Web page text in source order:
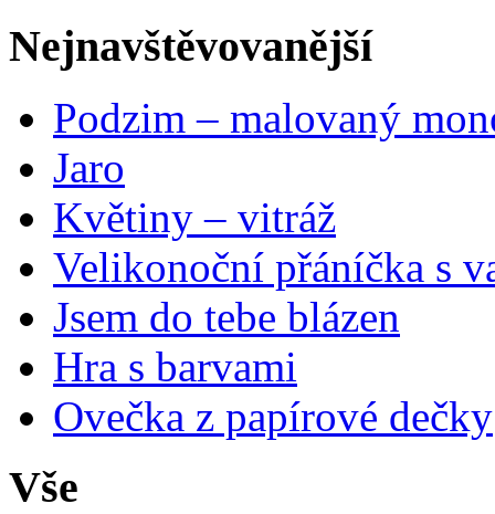
Nejnavštěvovanější
Podzim – malovaný
Jaro
Květiny – vitráž
Velikonoční přáníčka s
Jsem do tebe blázen
Hra s barvami
Ovečka z papírové dečky
Vše